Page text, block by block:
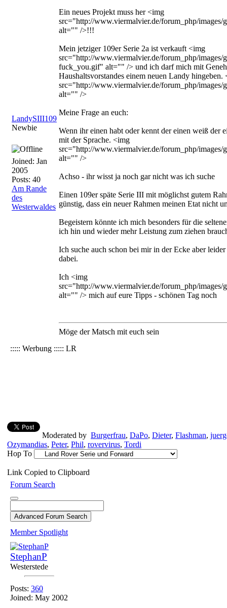
LandySIII109
Newbie
Joined: Jan
2005
Posts: 40
Am Rande
des
Westerwaldes
Ein neues Projekt muss her <img
src="http://www.viermalvier.de/forum_php/images/
alt="" />!!!
Mein jetziger 109er Serie 2a ist verkauft <img
src="http://www.viermalvier.de/forum_php/images/
fuck_you.gif" alt="" /> und ich darf mich mit
Haushaltsvorstandes einem neuen Landy hingeben.
src="http://www.viermalvier.de/forum_php/images/
alt="" />
Meine Frage an euch:
Wenn ihr einen habt oder kennt der einen weiß der
mit der Sprache. <img
src="http://www.viermalvier.de/forum_php/images/
alt="" />
Achso - ihr wisst ja noch gar nicht was ich suche
Einen 109er späte Serie III mit möglichst gutem
günstig, dass ein neuer Rahmen meinen Etat nicht
Begeistern könnte ich mich besonders für die
ich hin und wieder mehr Leistung zum ziehen
Ich suche auch schon bei mir in der Ecke aber
dabei.
Ich <img
src="http://www.viermalvier.de/forum_php/images/
alt="" /> mich auf eure Tipps - schönen Tag noch
Möge der Matsch mit euch sein
::::: Werbung ::::: LR
Moderated by Burgerfrau, DaPo, Dieter, Flashman,
Ozymandias, Peter, Phil, rovervirus, Tordi
Hop To
Link Copied to Clipboard
Forum Search
Member Spotlight
StephanP
Westerstede
Posts: 360
Joined: May 2002